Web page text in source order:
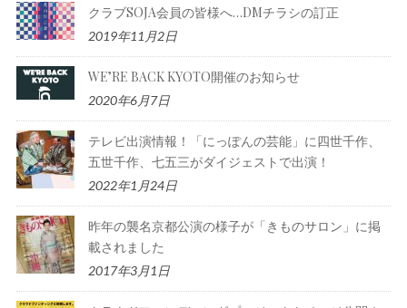
クラブSOJA会員の皆様へ…DMチラシの訂正
2019年11月2日
WE’RE BACK KYOTO開催のお知らせ
2020年6月7日
テレビ出演情報！「にっぽんの芸能」に四世千作、
五世千作、七五三がダイジェストで出演！
2022年1月24日
昨年の襲名京都公演の様子が「きものサロン」に掲
載されました
2017年3月1日